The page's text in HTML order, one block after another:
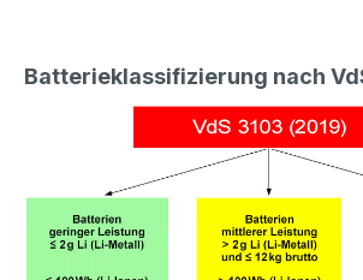
Batterieklassifizierung nach